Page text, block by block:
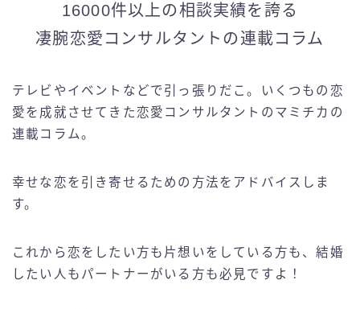
16000件以上の相談実績を誇る
凄腕恋愛コンサルタントの連載コラム
テレビやイベントなどで引っ張りだこ。いくつもの恋
愛を成就させてきた恋愛コンサルタントのマミチカの
連載コラム。
幸せな恋を引き寄せるための方法をアドバイスしま
す。
これから恋をしたい方も片想いをしている方も、結婚
したい人もパートナーがいる方も必見ですよ！